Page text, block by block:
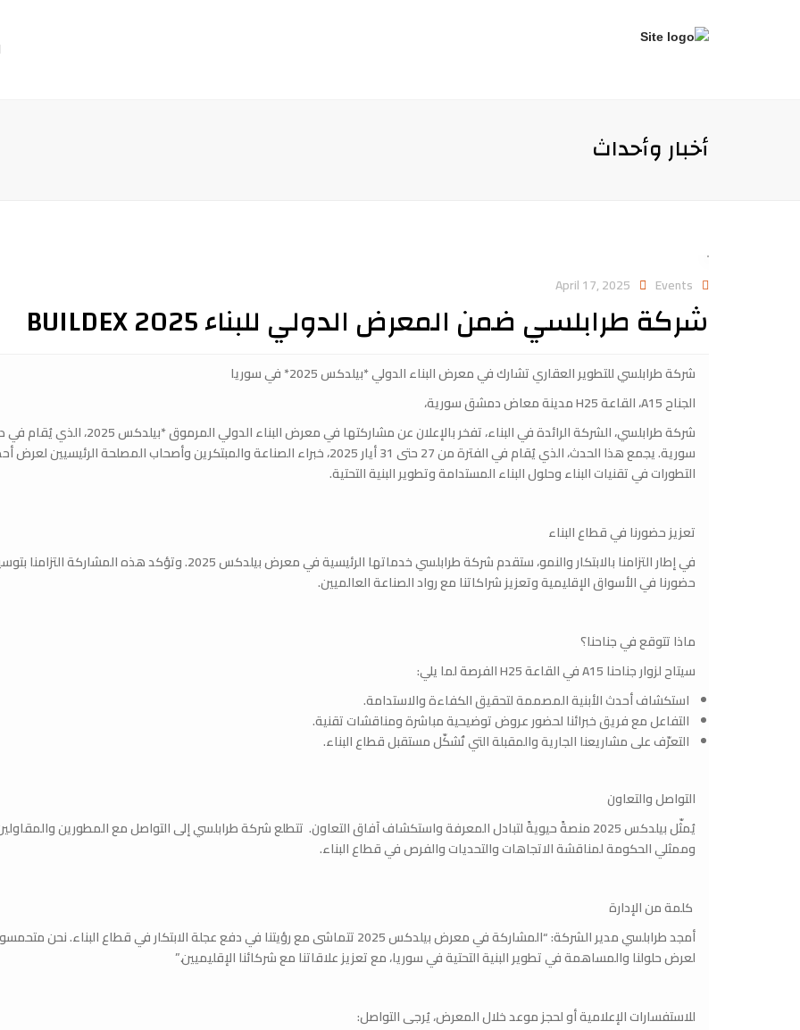
أخبار وأحداث
Events
April 17, 2025
شركة طرابلسي ضمن المعرض الدولي للبناء BUILDEX 2025
شركة طرابلسي للتطوير العقاري تشارك في معرض البناء الدولي *بيلدكس 2025* في سوريا
الجناح A15، القاعة H25 مدينة معاض دمشق سورية،
شركة طرابلسي، الشركة الرائدة في البناء، تفخر بالإعلان عن مشاركتها في معرض البناء الدولي
سورية. يجمع هذا الحدث، الذي يُقام في الفترة من 27 حتى 31 أيار 2025، خبراء الصناعة والمبتكرين وأصحاب المصلحة الرئيسيين
التطورات في تقنيات البناء وحلول البناء المستدامة وتطوير البنية التحتية.
تعزيز حضورنا في قطاع البناء
في إطار التزامنا بالابتكار والنمو، ستقدم شركة طرابلسي خدماتها الرئيسية في معرض بيلدكس 2025. وتؤكد هذه المشاركة
حضورنا في الأسواق الإقليمية وتعزيز شراكاتنا مع رواد الصناعة العالميين.
ماذا تتوقع في جناحنا؟
سيتاح لزوار جناحنا A15 في القاعة H25 الفرصة لما يلي:
استكشاف أحدث الأبنية المصممة لتحقيق الكفاءة والاستدامة.
التفاعل مع فريق خبرائنا لحضور عروض توضيحية مباشرة ومناقشات تقنية.
التعرّف على مشاريعنا الجارية والمقبلة التي تُشكّل مستقبل قطاع البناء.
التواصل والتعاون
يُمثّل بيلدكس 2025 منصةً حيويةً لتبادل المعرفة واستكشاف آفاق التعاون. تتطلع شركة طرابلسي إلى التواصل مع المطورين
وممثلي الحكومة لمناقشة الاتجاهات والتحديات والفرص في قطاع البناء.
كلمة من الإدارة
أمجد طرابلسي مدير الشركة: “المشاركة في معرض بيلدكس 2025 تتماشى مع رؤيتنا في دفع عجلة الابتكار في قطاع البناء. نحن
لعرض حلولنا والمساهمة في تطوير البنية التحتية في سوريا، مع تعزيز علاقاتنا مع شركائنا الإقليميين.”
للاستفسارات الإعلامية أو لحجز موعد خلال المعرض، يُرجى التواصل: